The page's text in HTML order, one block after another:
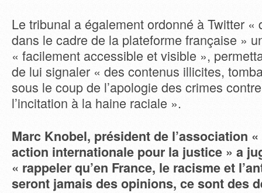
Le tribunal a également ordonné à Twitter «
dans le cadre de la plateforme française »
« facilement accessible et visible »,
de lui signaler « des contenus illicites,
sous le coup de l’apologie des crimes
l’incitation à la haine raciale ».
Marc Knobel, président de l’association
action internationale pour la justice » a
« rappeler qu’en France, le racisme et
seront jamais des opinions, ce sont des